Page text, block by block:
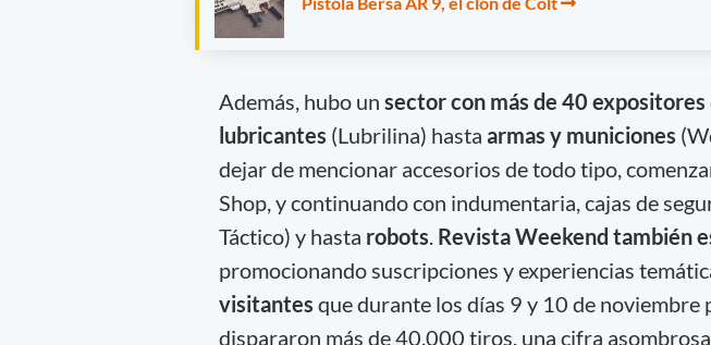
Además, hubo un sector con más de 40 expositores
lubricantes (Lubrilina) hasta armas y municiones
dejar de mencionar accesorios de todo tipo,
Shop, y continuando con indumentaria, cajas de
Táctico) y hasta robots. Revista Weekend también
promocionando suscripciones y experiencias
visitantes que durante los días 9 y 10 de noviembre
dispararon más de 40.000 tiros, una cifra